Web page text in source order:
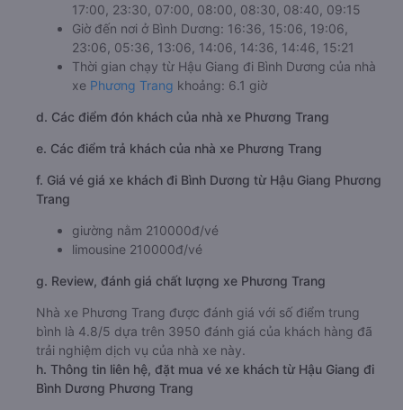
17:00, 23:30, 07:00, 08:00, 08:30, 08:40, 09:15
Giờ đến nơi ở Bình Dương: 16:36, 15:06, 19:06,
23:06, 05:36, 13:06, 14:06, 14:36, 14:46, 15:21
Thời gian chạy từ Hậu Giang đi Bình Dương của nhà
xe Phương Trang khoảng: 6.1 giờ
d. Các điểm đón khách của nhà xe Phương Trang
e. Các điểm trả khách của nhà xe Phương Trang
f. Giá vé giá xe khách đi Bình Dương từ Hậu Giang Phương
Trang
giường nằm 210000đ/vé
limousine 210000đ/vé
g. Review, đánh giá chất lượng xe Phương Trang
Nhà xe Phương Trang được đánh giá với số điểm trung
bình là 4.8/5 dựa trên 3950 đánh giá của khách hàng đã
trải nghiệm dịch vụ của nhà xe này.
h. Thông tin liên hệ, đặt mua vé xe khách từ Hậu Giang đi
Bình Dương Phương Trang